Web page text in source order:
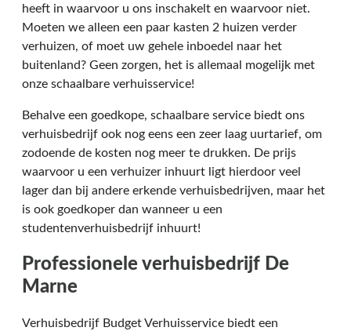
heeft in waarvoor u ons inschakelt en waarvoor niet.
Moeten we alleen een paar kasten 2 huizen verder
verhuizen, of moet uw gehele inboedel naar het
buitenland? Geen zorgen, het is allemaal mogelijk met
onze schaalbare verhuisservice!
Behalve een goedkope, schaalbare service biedt ons
verhuisbedrijf ook nog eens een zeer laag uurtarief, om
zodoende de kosten nog meer te drukken. De prijs
waarvoor u een verhuizer inhuurt ligt hierdoor veel
lager dan bij andere erkende verhuisbedrijven, maar het
is ook goedkoper dan wanneer u een
studentenverhuisbedrijf inhuurt!
Professionele verhuisbedrijf De
Marne
Verhuisbedrijf Budget Verhuisservice biedt een